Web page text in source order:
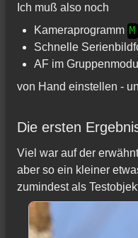
Ich muß also noch
Kameraprogramm M
Schnelle
AF im
von Hand einstellen -
Die ersten
Viel war auf der
aber so ein kleiner
zumindest als